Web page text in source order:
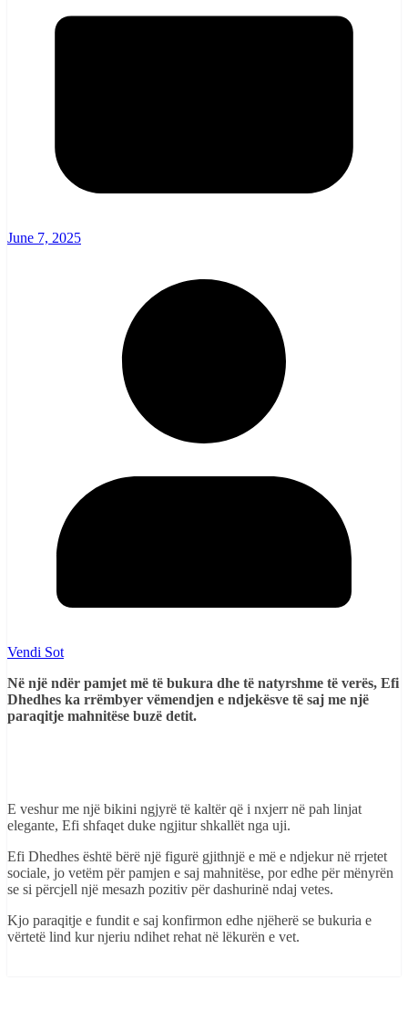
June 7, 2025
Vendi Sot
Në një ndër pamjet më të bukura dhe të natyrshme të verës, Efi
Dhedhes ka rrëmbyer vëmendjen e ndjekësve të saj me një
paraqitje mahnitëse buzë detit.
E veshur me një bikini ngjyrë të kaltër që i nxjerr në pah linjat
elegante, Efi shfaqet duke ngjitur shkallët nga uji.
Efi Dhedhes është bërë një figurë gjithnjë e më e ndjekur në rrjetet
sociale, jo vetëm për pamjen e saj mahnitëse, por edhe për mënyrën
se si përcjell një mesazh pozitiv për dashurinë ndaj vetes.
Kjo paraqitje e fundit e saj konfirmon edhe njëherë se bukuria e
vërtetë lind kur njeriu ndihet rehat në lëkurën e vet.